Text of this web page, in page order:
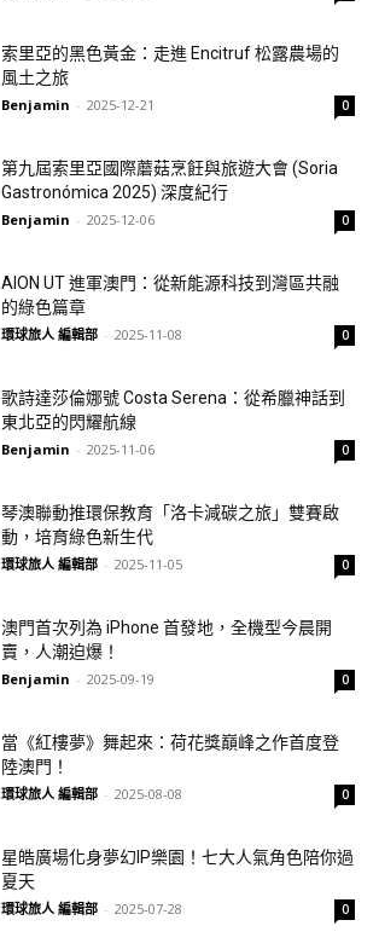
索里亞的黑色黃金：走進 Encitruf 松露農場的
風土之旅
Benjamin - 2025-12-21 0
第九屆索里亞國際蘑菇烹飪與旅遊大會 (Soria
Gastronómica 2025) 深度紀行
Benjamin - 2025-12-06 0
AION UT 進軍澳門：從新能源科技到灣區共融
的綠色篇章
環球旅人 編輯部 - 2025-11-08 0
歌詩達莎倫娜號 Costa Serena：從希臘神話到
東北亞的閃耀航線
Benjamin - 2025-11-06 0
琴澳聯動推環保教育「洛卡減碳之旅」雙賽啟
動，培育綠色新生代
環球旅人 編輯部 - 2025-11-05 0
澳門首次列為 iPhone 首發地，全機型今晨開
賣，人潮迫爆！
Benjamin - 2025-09-19 0
當《紅樓夢》舞起來：荷花獎巔峰之作首度登
陸澳門！
環球旅人 編輯部 - 2025-08-08 0
星皓廣場化身夢幻IP樂園！七大人氣角色陪你過
夏天
環球旅人 編輯部 - 2025-07-28 0